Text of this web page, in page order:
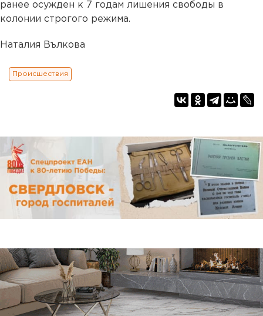
ранее осужден к 7 годам лишения свободы в
колонии строгого режима.
Наталия Вълкова
Происшествия